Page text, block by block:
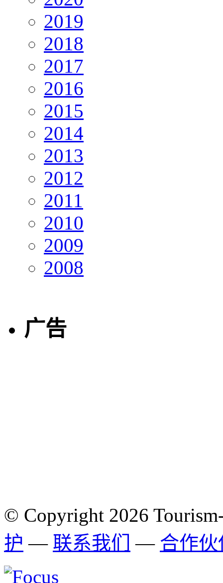
2019
2018
2017
2016
2015
2014
2013
2012
2011
2010
2009
2008
广告
© Copyright 2026
护 — 联系我们 — 合作伙